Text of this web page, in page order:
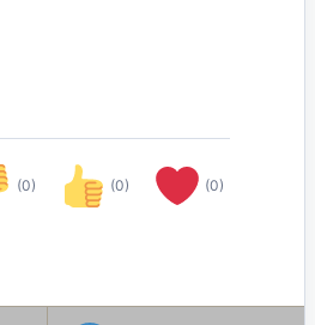
(0) (0) (0)